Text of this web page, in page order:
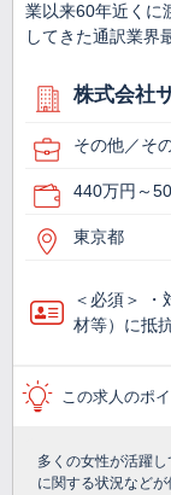
業以来60年近くに
してきた通訳業界
株式会社
その他／そ
440万円～
東京都
＜必須＞ ・
材等）に抵
この求人のポ
多くの女性が活躍
に関する状況など